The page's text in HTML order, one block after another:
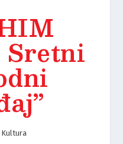
Kultura